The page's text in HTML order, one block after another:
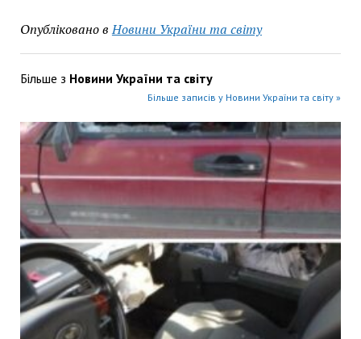
Опубліковано в Новини України та світу
Більше з Новини України та світу
Більше записів у Новини України та світу »